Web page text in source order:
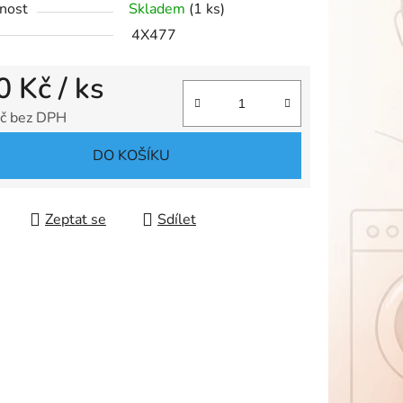
Skladem (1 ks)
4X477
Kč/ ks
bez DPH
DO KOŠÍKU
Zeptat se Sdílet